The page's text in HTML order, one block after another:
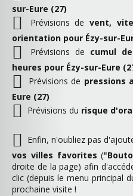
sur-Eure (27)
Prévisions de vent,
orientation pour Ézy-sur-
Prévisions de cumul
heures pour Ézy-sur-Eure
Prévisions de pressions
Eure (27)
Prévisions du risque
Enfin, n'oubliez pas
vos villes favorites (
droite de la page) afin
clic (depuis le menu principal
prochaine visite !